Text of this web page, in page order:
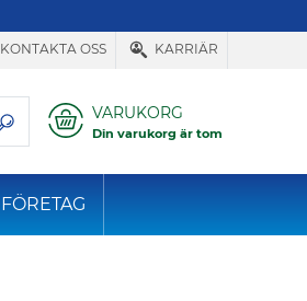
KONTAKTA OSS KARRIÄR
VARUKORG
Din varukorg är tom
FÖRETAG